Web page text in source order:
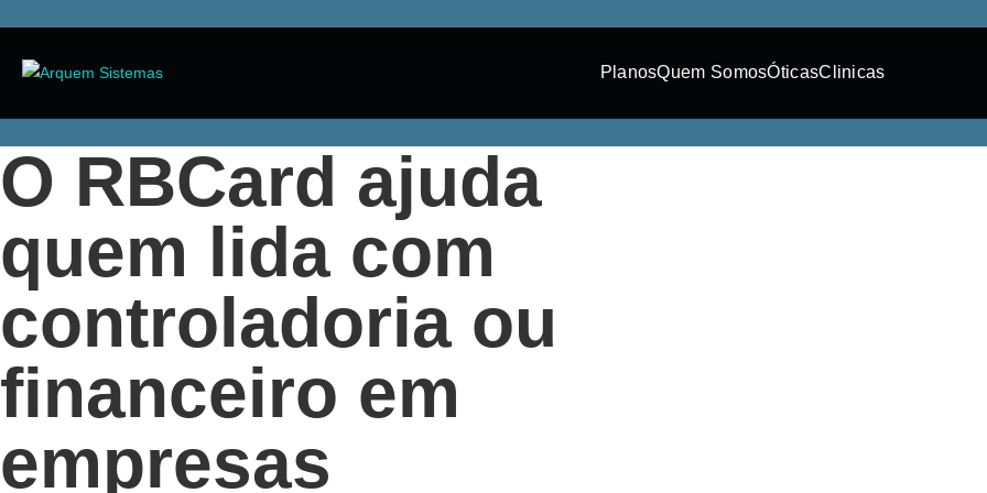
PlanosQuem SomosÓticasClinicas
O RBCard ajuda
quem lida com
controladoria ou
financeiro em
empresas